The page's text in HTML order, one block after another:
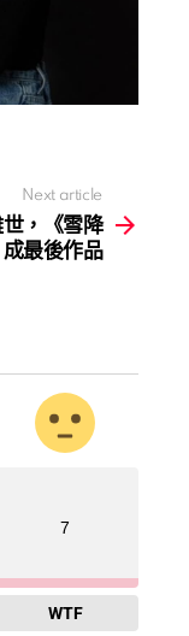
Next article
，《雪降
最後作品
7
WTF